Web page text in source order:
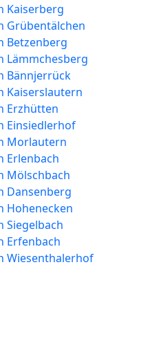
Kaiserberg
Grübentälchen
Betzenberg
Lämmchesberg
Bännjerrück
Kaiserslautern
Erzhütten
Einsiedlerhof
Morlautern
Erlenbach
Mölschbach
Dansenberg
Hohenecken
Siegelbach
Erfenbach
Wiesenthalerhof